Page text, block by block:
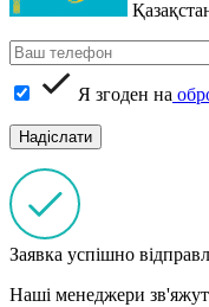
Я згоден на
Заявка успішно
Наші менеджери